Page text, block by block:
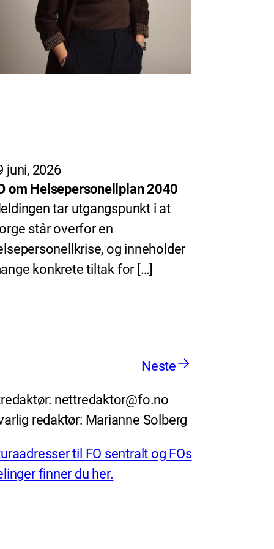
juni, 2026
om Helsepersonellplan 2040
tar utgangspunkt i at
står overfor en
og inneholder
konkrete tiltak for […]
Neste
nettredaktor@fo.no
redaktør: Marianne Solberg
til FO sentralt og FOs
finner du her.